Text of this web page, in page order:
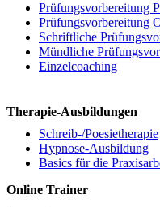
Prüfungsvorbereitung
Prüfungsvorbereitung
Schriftliche
Mündliche
Einzelcoaching
Therapie-Ausbildungen
Schreib-/Poesietherapie
Hypnose-Ausbildung
Basics für die
Online Trainer